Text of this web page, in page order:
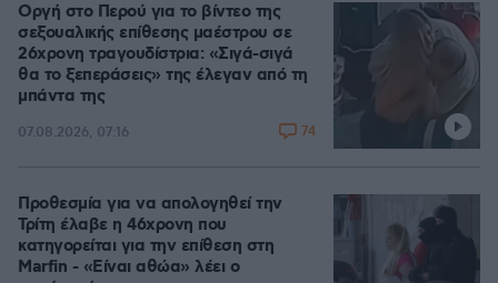
Οργή στο Περού για το βίντεο της
σεξουαλικής επίθεσης μαέστρου σε
26χρονη τραγουδίστρια: «Σιγά-σιγά
θα το ξεπεράσεις» της έλεγαν από τη
μπάντα της
07.08.2026, 07:16 74
Προθεσμία για να απολογηθεί την
Τρίτη έλαβε η 46χρονη που
κατηγορείται για την επίθεση στη
Marfin - «Είναι αθώα» λέει ο